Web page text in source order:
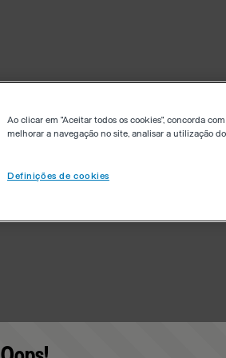
Ao clicar em "Aceitar todos os cookies", concorda
melhorar a navegação no site, analisar a utilização
Definições de cookies